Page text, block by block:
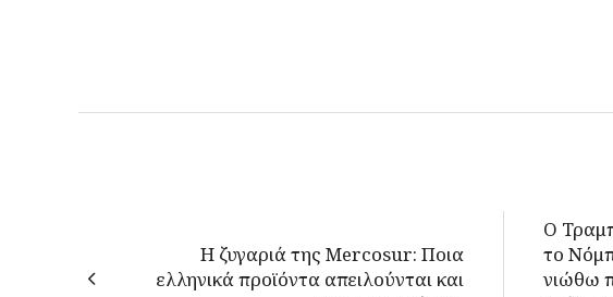
Η ζυγαριά της Mercosur: Ποια
ελληνικά προϊόντα απειλούνται και
Ο
το
νιώθω